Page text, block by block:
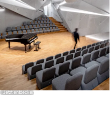
Jetzt entdecken